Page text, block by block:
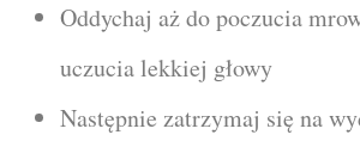
Oddychaj aż do poczucia
uczucia lekkiej głowy
Następnie zatrzymaj się na